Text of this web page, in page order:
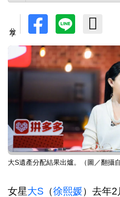
大S遺產分配結果出爐。（圖／翻攝
女星大S （徐熙媛）去年